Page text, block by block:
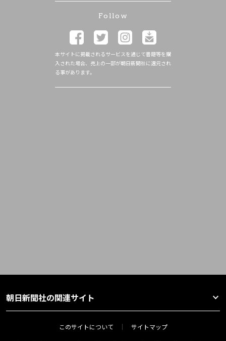
Follow
本サイトに掲載されるサービスを通じて書籍等を購
入された場合、売上の一部が朝日新聞社に還元され
る事があります。
朝日新聞社の関連サイト
このサイトについて サイトマップ